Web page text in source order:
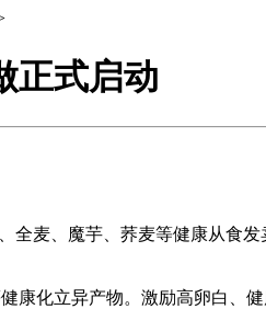
正式启动
麦、魔芋、荞麦等健康从食
立异产物。激励高卵白、健